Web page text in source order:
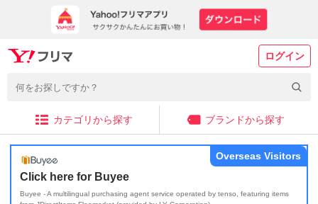
ログイン
カテゴリから探す ブランドから探す
Click here for Buyee
Buyee - A multilingual purchasing agent service operated by tenso, featuring items
Overseas Visitors